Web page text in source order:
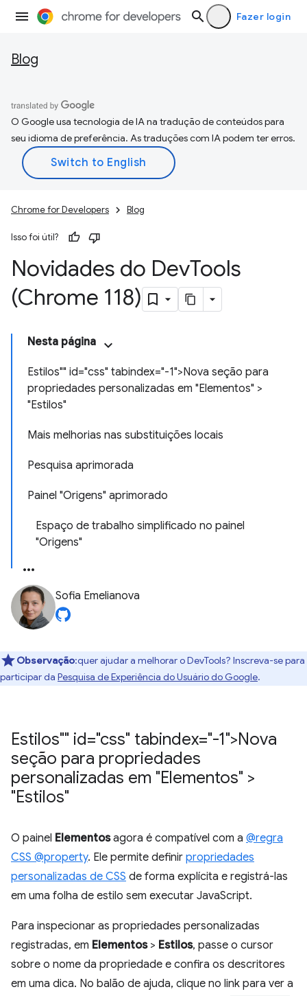
Fazer login
Blog
O Google usa tecnologia de IA na tradução de conteúdos para
seu idioma de preferência. As traduções com IA podem ter erros.
Chrome for Developers Blog
Isso foi útil?
Novidades do DevTools
(Chrome 118)
Nesta página
Estilos"" id="css" tabindex="-1">Nova seção para
propriedades personalizadas em "Elementos" >
"Estilos"
Mais melhorias nas substituições locais
Pesquisa aprimorada
Painel "Origens" aprimorado
Espaço de trabalho simplificado no painel
"Origens"
Sofia Emelianova
Observação:quer ajudar a melhorar o DevTools? Inscreva-se para
participar da Pesquisa de Experiência do Usuário do Google.
Estilos"" id="css" tabindex="-1">Nova
seção para propriedades
personalizadas em "Elementos" >
"Estilos"
O painel Elementosagora é compatível com a @regra
CSS @property. Ele permite definir propriedades
personalizadas de CSS de forma explícita e registrá-las
em uma folha de estilo sem executar JavaScript.
Para inspecionar as propriedades personalizadas
registradas, em Elementos> Estilos, passe o cursor
sobre o nome da propriedade e confira os descritores
em uma dica. No balão de ajuda, clique no link para ver a